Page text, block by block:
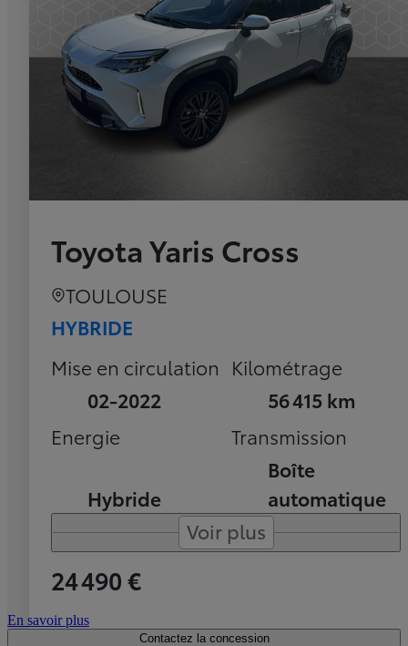
Toyota Yaris Cross
TOULOUSE
HYBRIDE
Mise en circulation
02-2022
Kilométrage
56 415 km
Energie
Hybride
Transmission
Boîte
automatique
Voir plus
24 490 €
En savoir plus
Contactez la concession